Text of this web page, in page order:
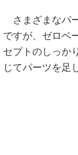
さまざまなパ
ですが、ゼロベ
セプトのしっか
じてパーツを足